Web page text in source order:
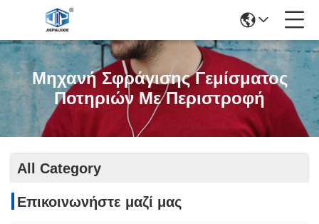
Μηχανή Σφράγισης Γεμίσματος
Ποτηριών Με Περιστροφή
All Category
Επικοινωνήστε μαζί μας